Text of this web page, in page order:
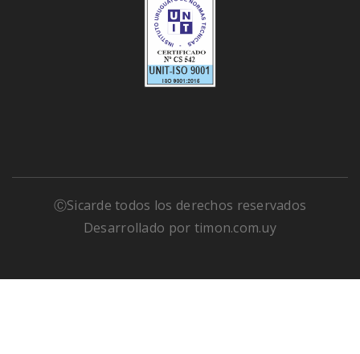
ⒸSicarde todos los derechos reservados
Desarrollado por timon.com.uy